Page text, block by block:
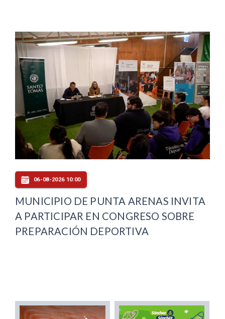
06-08-2026 10:00
MUNICIPIO DE PUNTA ARENAS INVITA
A PARTICIPAR EN CONGRESO SOBRE
PREPARACIÓN DEPORTIVA